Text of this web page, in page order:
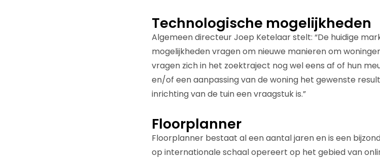
Technologische mogelijkheden
Algemeen directeur Joep Ketelaar stelt: “De huidige
mogelijkheden vragen om nieuwe manieren om
vragen zich in het zoektraject nog wel eens af of hun
en/of een aanpassing van de woning het gewenste
inrichting van de tuin een vraagstuk is.”
Floorplanner
Floorplanner bestaat al een aantal jaren en is een
op internationale schaal opereert op het gebied van